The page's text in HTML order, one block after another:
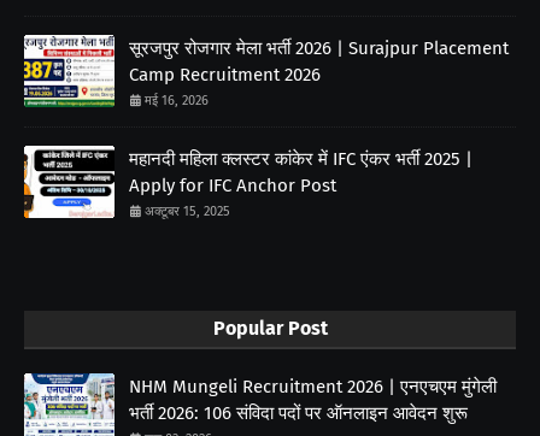
सूरजपुर रोजगार मेला भर्ती 2026 | Surajpur Placement
Camp Recruitment 2026
मई 16, 2026
महानदी महिला क्लस्टर कांकेर में IFC एंकर भर्ती 2025 |
Apply for IFC Anchor Post
अक्टूबर 15, 2025
Popular Post
NHM Mungeli Recruitment 2026 | एनएचएम मुंगेली
भर्ती 2026: 106 संविदा पदों पर ऑनलाइन आवेदन शुरू